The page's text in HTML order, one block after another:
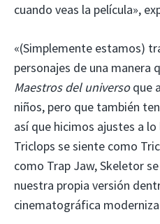
cuando veas la película»,
«(Simplemente estamos)
personajes de una manera
Maestros del universoque
niños, pero que también
así que hicimos ajustes a
Triclops se siente como
como Trap Jaw, Skeletor
nuestra propia versión
cinematográfica